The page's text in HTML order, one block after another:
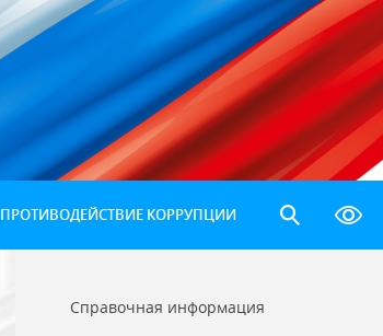
ПРОТИВОДЕЙСТВИЕ КОРРУПЦИИ
Справочная информация